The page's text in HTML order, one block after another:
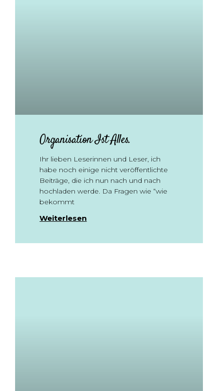
Organisation Ist Alles.
Ihr lieben Leserinnen und Leser, ich
habe noch einige nicht veröffentlichte
Beiträge, die ich nun nach und nach
hochladen werde. Da Fragen wie “wie
bekommt
Weiterlesen